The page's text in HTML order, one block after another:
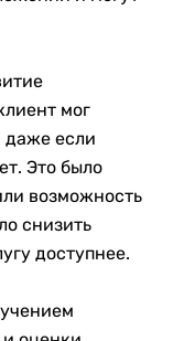
мог
даже если
Это было
возможность
снизить
доступнее.